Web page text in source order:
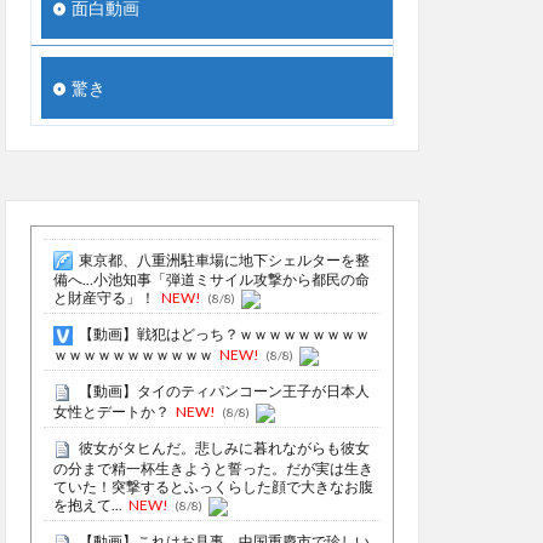
面白動画
驚き
東京都、八重洲駐車場に地下シェルターを整
備へ…小池知事「弾道ミサイル攻撃から都民の命
と財産守る」！
NEW! (8/8)
【動画】戦犯はどっち？ｗｗｗｗｗｗｗｗｗ
ｗｗｗｗｗｗｗｗｗｗｗ NEW! (8/8)
【動画】タイのティパンコーン王子が日本人
女性とデートか？ NEW! (8/8)
彼女がタヒんだ。悲しみに暮れながらも彼女
の分まで精一杯生きようと誓った。だが実は生き
ていた！突撃するとふっくらした顔で大きなお腹
を抱えて... NEW! (8/8)